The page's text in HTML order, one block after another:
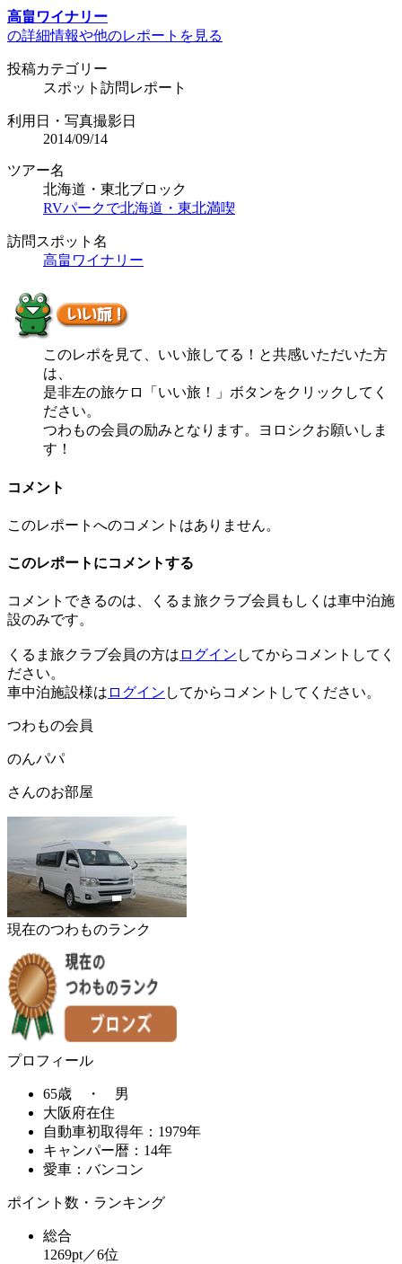
高畠ワイナリー
の詳細情報や他のレポートを見る
投稿カテゴリー
スポット訪問レポート
利用日・写真撮影日
2014/09/14
ツアー名
北海道・東北ブロック
RVパークで北海道・東北満喫
訪問スポット名
高畠ワイナリー
このレポを見て、いい旅してる！と共感いただいた方
は、
是非左の旅ケロ「いい旅！」ボタンをクリックしてく
ださい。
つわもの会員の励みとなります。ヨロシクお願いしま
す！
コメント
このレポートへのコメントはありません。
このレポートにコメントする
コメントできるのは、くるま旅クラブ会員もしくは車中泊施
設のみです。
くるま旅クラブ会員の方は ログイン してからコメントしてく
ださい。
車中泊施設様は ログイン してからコメントしてください。
つわもの会員
のんパパ
さんのお部屋
現在のつわものランク
プロフィール
65歳 ・ 男
大阪府在住
自動車初取得年：1979年
キャンパー暦：14年
愛車：バンコン
ポイント数・ランキング
総合
1269pt／6位